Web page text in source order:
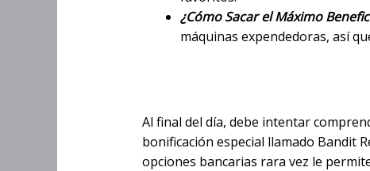
¿Cómo Sacar el Máximo
máquinas expendedoras, así
Al final del día, debe intentar
bonificación especial llamado Bandit
opciones bancarias rara vez le